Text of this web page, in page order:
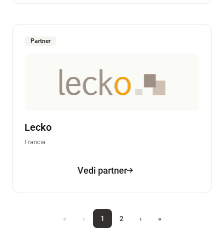
Partner
Lecko
Francia
Vedi partner
« ‹ 1 2 › »